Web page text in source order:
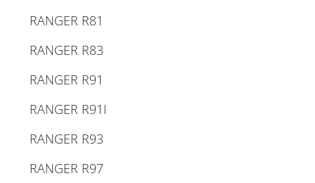
RANGER R81
RANGER R83
RANGER R91
RANGER R91I
RANGER R93
RANGER R97